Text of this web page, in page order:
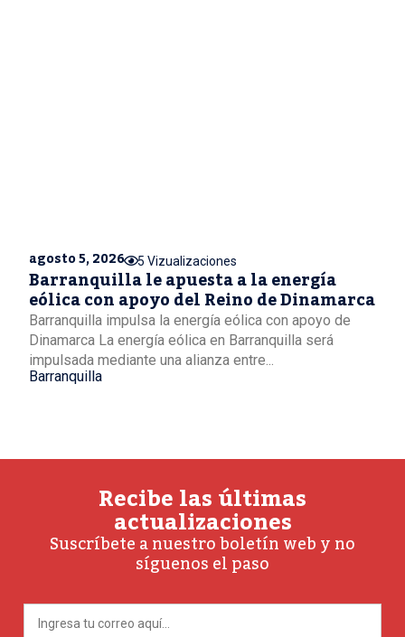
agosto 5, 2026 5 Vizualizaciones
Barranquilla le apuesta a la energía
eólica con apoyo del Reino de Dinamarca
Barranquilla impulsa la energía eólica con apoyo de
Dinamarca La energía eólica en Barranquilla será
impulsada mediante una alianza entre...
Barranquilla
Recibe las últimas
actualizaciones
Suscríbete a nuestro boletín web y no
síguenos el paso